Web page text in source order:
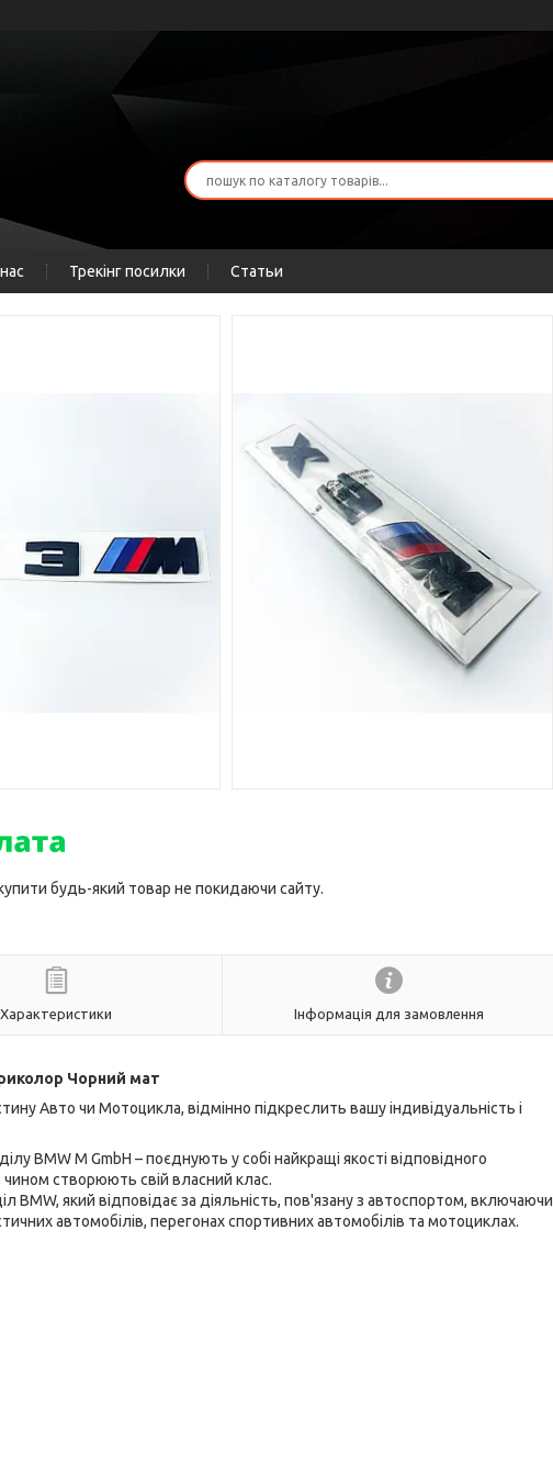
Трекінг посилки Статьи
будь-який товар не покидаючи сайту.
Характеристики Інформація для замовлення
Чорний мат
Авто чи Мотоцикла, відмінно підкреслить вашу індивідуальність і
BMW M GmbH – поєднують у собі найкращі якості відповідного
створюють свій власний клас.
BMW, який відповідає за діяльність, пов'язану з автоспортом, включаючи
автомобілів, перегонах спортивних автомобілів та мотоциклах.